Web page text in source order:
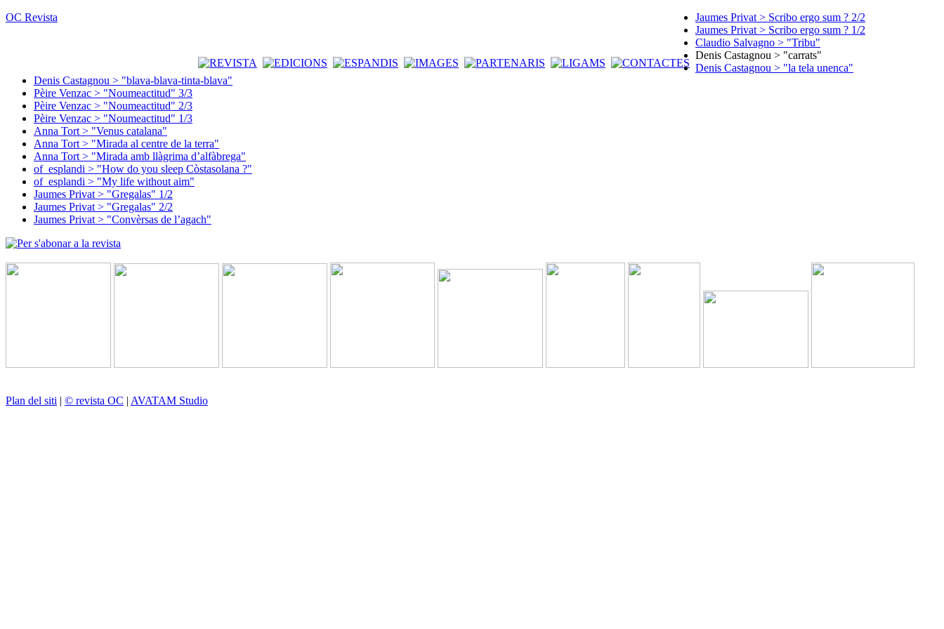
OC Revista
Jaumes Privat > Scribo ergo sum ? 2/2
Jaumes Privat > Scribo ergo sum ? 1/2
Claudio Salvagno > "Tribu"
Denis Castagnou > "carrats"
Denis Castagnou > "la tela unenca"
Denis Castagnou > "blava-blava-tinta-blava"
Pèire Venzac > "Noumeactitud" 3/3
Pèire Venzac > "Noumeactitud" 2/3
Pèire Venzac > "Noumeactitud" 1/3
Anna Tort > "Venus catalana"
Anna Tort > "Mirada al centre de la terra"
Anna Tort > "Mirada amb llàgrima d’alfàbrega"
of_esplandi > "How do you sleep Còstasolana ?"
of_esplandi > "My life without aim"
Jaumes Privat > "Gregalas" 1/2
Jaumes Privat > "Gregalas" 2/2
Jaumes Privat > "Convèrsas de l’agach"
Plan del siti | © revista OC | AVATAM Studio